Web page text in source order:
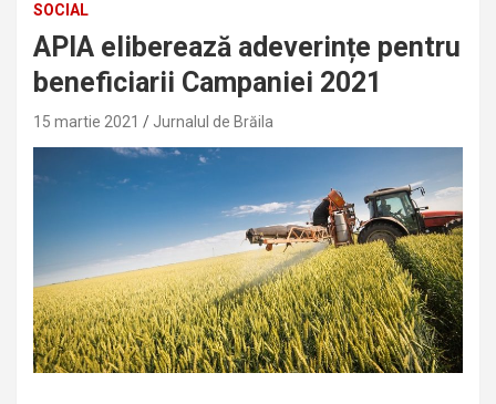
SOCIAL
APIA eliberează adeverințe pentru
beneficiarii Campaniei 2021
15 martie 2021 Jurnalul de Brăila